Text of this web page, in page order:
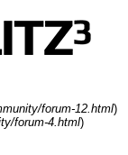
forum-12.html)
forum-4.html)